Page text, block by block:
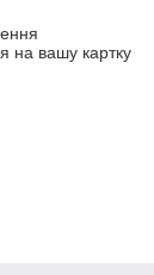
на вашу картку